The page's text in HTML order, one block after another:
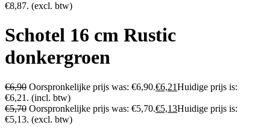
€8,87. (excl. btw)
Schotel 16 cm Rustic
donkergroen
€6,90 Oorspronkelijke prijs was: €6,90.€6,21Huidige prijs is:
€6,21. (incl. btw)
€5,70 Oorspronkelijke prijs was: €5,70.€5,13Huidige prijs is:
€5,13. (excl. btw)